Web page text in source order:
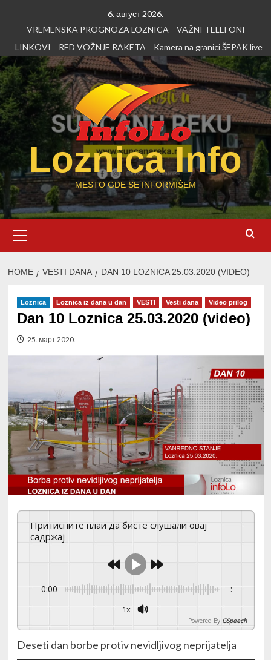
6. август 2026.
VREMENSKA PROGNOZA LOZNICA
VAŽNI TELEFONI
LINKOVI
RED VOŽNJE RAKETA Kamera na granici ŠEPAK live
Loznica Info
MESTO GDE SE INFORMIŠEM
Menu
HOME VESTI DANA DAN 10 LOZNICA 25.03.2020 (VIDEO)
Loznica Loznica iz dana u dan VESTI Vesti dana Video prilog
Dan 10 Loznica 25.03.2020 (video)
25. март 2020.
Притисните плаи да бисте слушали овај
садржај
0:00 -:--
1x
Powered By GSpeech
Deseti dan borbe protiv nevidljivog neprijatelja